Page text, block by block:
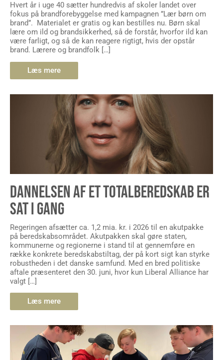
Hvert år i uge 40 sætter hundredvis af skoler landet over
fokus på brandforebyggelse med kampagnen ”Lær børn om
brand”. Materialet er gratis og kan bestilles nu. Børn skal
lære om ild og brandsikkerhed, så de forstår, hvorfor ild kan
være farligt, og så de kan reagere rigtigt, hvis der opstår
brand. Lærere og brandfolk […]
Læs mere
DANNELSEN AF ET TOTALBEREDSKAB ER
SAT I GANG
Regeringen afsætter ca. 1,2 mia. kr. i 2026 til en akutpakke
på beredskabsområdet. Akutpakken skal gøre staten,
kommunerne og regionerne i stand til at gennemføre en
række konkrete beredskabstiltag, der på kort sigt kan styrke
robustheden i det danske samfund. Med en bred politiske
aftale præsenteret den 30. juni, hvor kun Liberal Alliance har
valgt […]
Læs mere